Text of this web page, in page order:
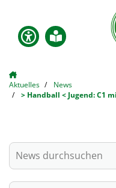
Aktuelles
News
> Handball < Jugend: C1